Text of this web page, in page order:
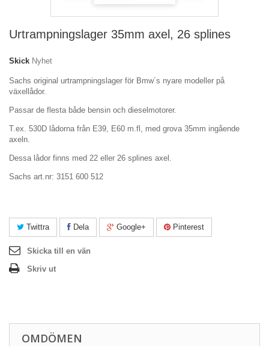
Urtrampningslager 35mm axel, 26 splines
Skick Nyhet
Sachs original urtrampningslager för Bmw´s nyare modeller på
växellådor.
Passar de flesta både bensin och dieselmotorer.
T.ex. 530D lådorna från E39, E60 m.fl, med grova 35mm ingående
axeln.
Dessa lådor finns med 22 eller 26 splines axel.
Sachs art.nr: 3151 600 512
Twittra Dela Google+ Pinterest
Skicka till en vän
Skriv ut
OMDÖMEN